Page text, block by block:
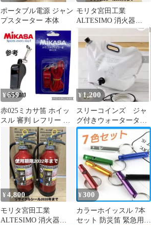
ポータブル電源 ジャン
プスターター 本体
モリタ宮田工業
ALTESIMO 消火器
2023年製 2本セット
未使用品
¥659
赤025ミカサ笛 ホイッ
スル 審判 レフリー 保
育士 教員 指導員 教師
登山
¥ 1,200
スリーコインズ ジャ
グ付きウォータータン
ク：8L／SOBANI
¥4,800
モリタ宮田工業
ALTESIMO 消火器
¥300
カラーホイッスル 7本
セット 防災笛 緊急用